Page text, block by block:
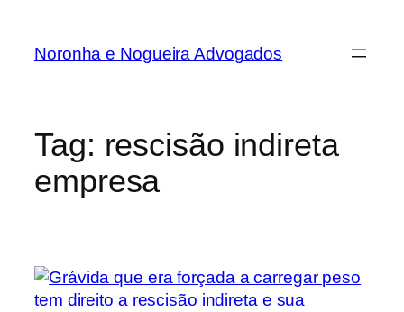
Noronha e Nogueira Advogados
Tag: rescisão indireta
empresa